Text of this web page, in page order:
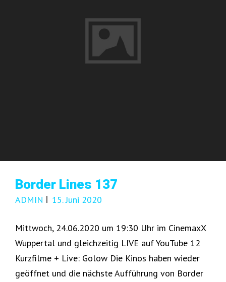
Border Lines 137
ADMIN 15. Juni 2020
Mittwoch, 24.06.2020 um 19:30 Uhr im CinemaxX
Wuppertal und gleichzeitig LIVE auf YouTube 12
Kurzfilme + Live: Golow Die Kinos haben wieder
geöffnet und die nächste Aufführung von Border